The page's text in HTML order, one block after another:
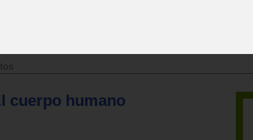
cuerpo humano